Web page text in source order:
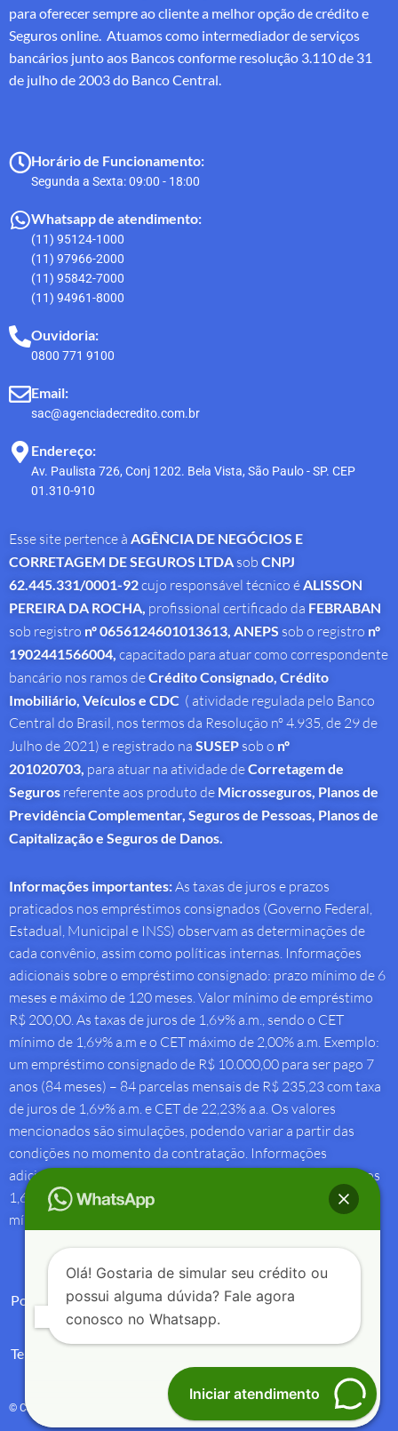
para oferecer sempre ao cliente a melhor opção de crédito e
Seguros online. Atuamos como intermediador de serviços
bancários junto aos Bancos conforme resolução 3.110 de 31
de julho de 2003 do Banco Central.
Horário de Funcionamento:
Segunda a Sexta: 09:00 - 18:00
Whatsapp de atendimento:
(11) 95124-1000
(11) 97966-2000
(11) 95842-7000
(11) 94961-8000
Ouvidoria:
0800 771 9100
Email:
sac@agenciadecredito.com.br
Endereço:
Av. Paulista 726, Conj 1202. Bela Vista, São Paulo - SP. CEP
01.310-910
Esse site pertence à AGÊNCIA DE NEGÓCIOS E
CORRETAGEM DE SEGUROS LTDA sob CNPJ
62.445.331/0001-92cujo responsável técnico é ALISSON
PEREIRA DA ROCHA profissional certificado da FEBRABAN
sob registro nº 0656124601013613, ANEPS sob o registro nº
1902441566004, capacitado para atuar como correspondente
bancário nos ramos deCrédito Consignado, Crédito
Imobiliário, Veículos e CDC ( atividade regulada pelo Banco
Central do Brasil, nos termos da Resolução nº 4.935, de 29 de
Julho de 2021) e registrado na SUSEP sob o nº
201020703, para atuar na atividade deCorretagem de
Seguros referente aos produto de Microsseguros, Planos de
Previdência Complementar, Seguros de Pessoas, Planos de
Capitalização e Seguros de Danos.
Informações importantes:As taxas de juros e prazos
praticados nos empréstimos consignados (Governo Federal,
Estadual, Municipal e INSS) observam as determinações de
cada convênio, assim como políticas internas. Informações
adicionais sobre o empréstimo consignado: prazo mínimo de 6
meses e máximo de 120 meses. Valor mínimo de empréstimo
R$ 200,00. As taxas de juros de 1,69% a.m., sendo o CET
mínimo de 1,69% a.m e o CET máximo de 2,00% a.m. Exemplo:
um empréstimo consignado de R$ 10.000,00 para ser pago 7
anos (84 meses) – 84 parcelas mensais de R$ 235,23 com taxa
de juros de 1,69% a.m. e CET de 22,23% a.a. Os valores
mencionados são simulações, podendo variar a partir das
condições no momento da contratação. Informações
adicionais sobre antecipação saque-aniversário: Taxa de juros
1,69% a.m e Custo Efetivo Total máximo de 1,92% a.m. e
mínimo de 1,88% a.m.
Política de Privacidade
Termos de Uso
© Copyright 2004 – 2025 – Créditos e Seguros – All Rights Reserved.
Olá! Gostaria de simular seu crédito ou
possui alguma dúvida? Fale agora
conosco no Whatsapp.
Iniciar atendimento